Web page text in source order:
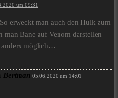
um 09:31
erweckt man auch den Hulk zum
Bane auf Venom darstellen
möglich…
Bertman 05.06.2020 um 14:01